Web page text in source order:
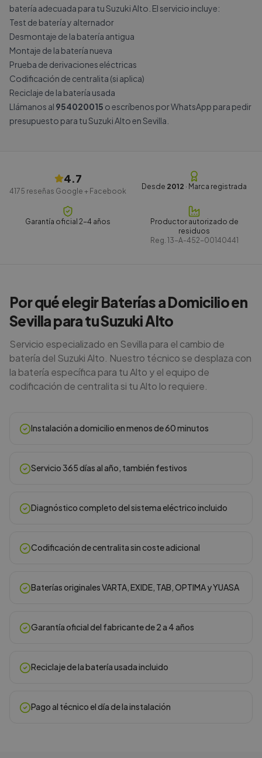
batería adecuada para tu Suzuki Alto. El servicio incluye:
Test de batería y alternador
Desmontaje de la batería antigua
Montaje de la batería nueva
Prueba de derivaciones eléctricas
Codificación de centralita (si aplica)
Reciclaje de la batería usada
Llámanos al 954020015 o escríbenos porWhatsApp para pedir
presupuesto para tu Suzuki Alto en Sevilla.
4.7
4175 reseñas Google + Facebook
Desde 2012 · Marca registrada
Garantía oficial 2-4 años
Productor autorizado de
residuos
Reg. 13-A-452-00140441
Por qué elegir Baterías a Domicilio en
Sevilla para tu Suzuki Alto
Servicio especializado en Sevilla para el cambio de
batería del Suzuki Alto. Nuestro técnico se desplaza con
la batería específica para tu Alto y el equipo de
codificación de centralita si tu Alto lo requiere.
Instalación a domicilio en menos de 60 minutos
Servicio 365 días al año, también festivos
Diagnóstico completo del sistema eléctrico incluido
Codificación de centralita sin coste adicional
Baterías originales VARTA, EXIDE, TAB, OPTIMA y YUASA
Garantía oficial del fabricante de 2 a 4 años
Reciclaje de la batería usada incluido
Pago al técnico el día de la instalación